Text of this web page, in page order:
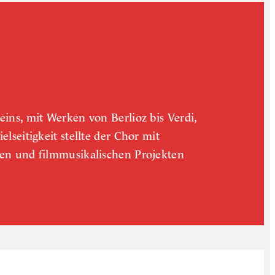
mit Werken von Berlioz bis Verdi,
stellte der Chor mit
und filmmusikalischen Projekten